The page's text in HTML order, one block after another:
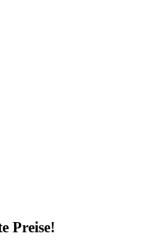
Preise!